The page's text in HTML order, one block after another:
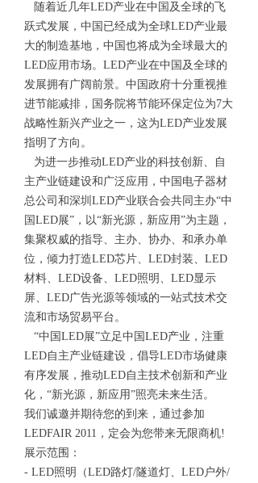
随着近几年LED产业在中国及全球的飞
跃式发展，中国已经成为全球LED产业最
大的制造基地，中国也将成为全球最大的
LED应用市场。LED产业在中国及全球的
发展拥有广阔前景。中国政府十分重视推
进节能减排，国务院将节能环保定位为7大
战略性新兴产业之一，这为LED产业发展
指明了方向。
为进一步推动LED产业的科技创新、自
主产业链建设和广泛应用，中国电子器材
总公司和深圳LED产业联合会共同主办“中
国LED展”，以“新光源，新应用”为主题，
集聚权威的指导、主办、协办、和承办单
位，倾力打造LED芯片、LED封装、LED
材料、LED设备、LED照明、LED显示
屏、LED广告光源等领域的一站式技术交
流和市场贸易平台。
“中国LED展”立足中国LED产业，注重
LED自主产业链建设，倡导LED市场健康
有序发展，推动LED自主技术创新和产业
化，“新光源，新应用”照亮未来生活。
我们诚邀并期待您的到来，通过参加
LEDFAIR 2011，定会为您带来无限商机!
展示范围：
- LED照明（LED路灯/隧道灯、LED户外/